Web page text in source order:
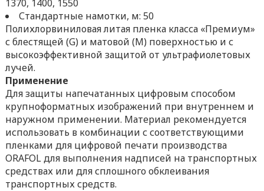
1370, 1400, 1550
Стандартные намотки, м: 50
Полихлорвиниловая литая пленка класса «Премиум»
с блестящей (G) и матовой (M) поверхностью и с
высокоэффективной защитой от ультрафиолетовых
лучей.
Применение
Для защиты напечатанных цифровым способом
крупноформатных изображений при внутреннем и
наружном применении. Материал рекомендуется
использовать в комбинации с соответствующими
пленками для цифровой печати производства
ORAFOL для выполнения надписей на транспортных
средствах или для сплошного обклеивания
транспортных средств.